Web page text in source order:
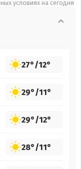
условиях на сегодня
27°/12°
29°/11°
29°/12°
28°/11°